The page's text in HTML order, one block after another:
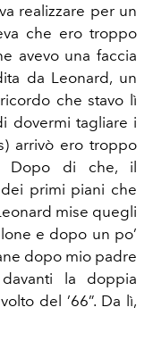
realizzare per un
che ero troppo
avevo una faccia
da Leonard, un
che stavo lì
dovermi tagliare i
arrivò ero troppo
Dopo di che, il
primi piani che
mise quegli
e dopo un po’
dopo mio padre
la doppia
del ’66”. Da lì,